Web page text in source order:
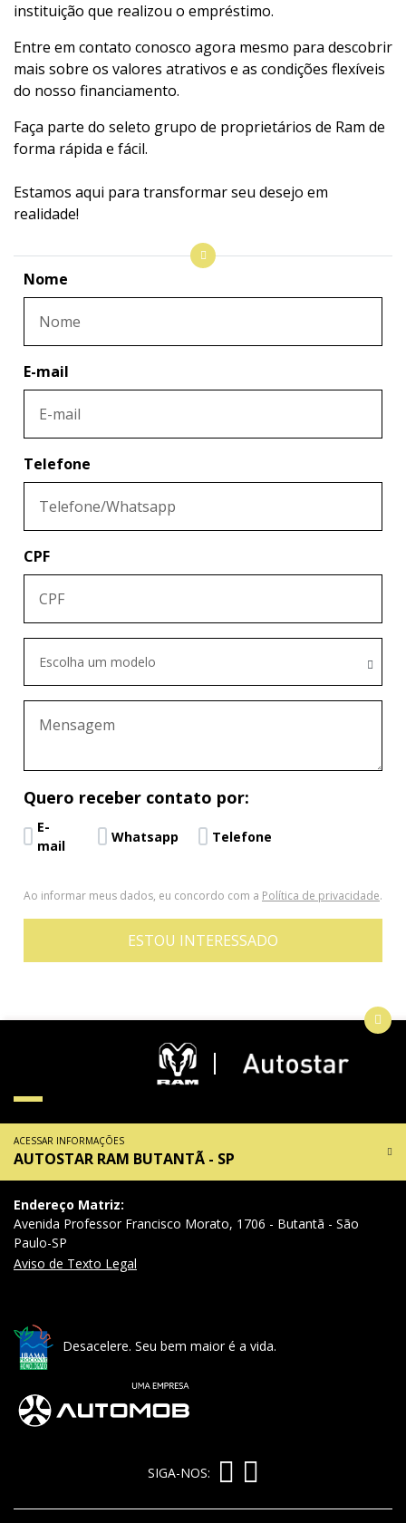
instituição que realizou o empréstimo.
Entre em contato conosco agora mesmo para descobrir
mais sobre os valores atrativos e as condições flexíveis
do nosso financiamento.
Faça parte do seleto grupo de proprietários de Ram de
forma rápida e fácil.
Estamos aqui para transformar seu desejo em
realidade!
Nome
E-mail
Telefone
CPF
Escolha um modelo
Quero receber contato por:
E-
mail
Whatsapp Telefone
Ao informar meus dados, eu concordo com a Política de privacidade.
ESTOU INTERESSADO
ACESSAR INFORMAÇÕES
AUTOSTAR RAM BUTANTÃ - SP
Endereço Matriz:
Avenida Professor Francisco Morato, 1706 - Butantã - São
Paulo-SP
Aviso de Texto Legal
Desacelere. Seu bem maior é a vida.
SIGA-NOS: